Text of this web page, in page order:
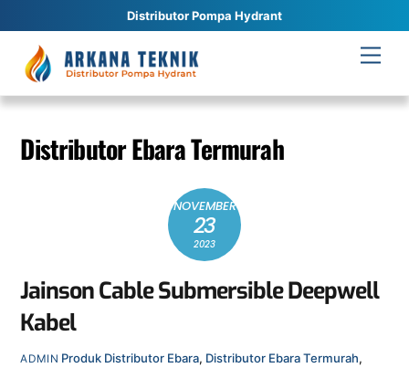
Distributor Pompa Hydrant
content
Distributor Ebara Termurah
NOVEMBER
23
2023
Jainson Cable Submersible Deepwell
Kabel
ADMIN Produk Distributor Ebara, Distributor Ebara Termurah,